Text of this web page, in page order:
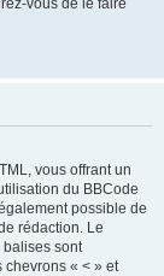
vous de le faire
vous offrant un
du BBCode
possible de
rédaction. Le
balises sont
chevrons « < » et